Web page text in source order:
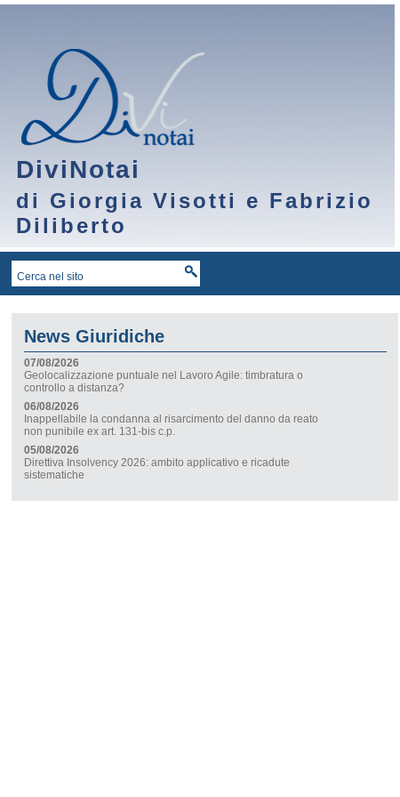
DiviNotai
di Giorgia Visotti e Fabrizio
Diliberto
News Giuridiche
07/08/2026
Geolocalizzazione puntuale nel Lavoro Agile: timbratura o
controllo a distanza?
06/08/2026
Inappellabile la condanna al risarcimento del danno da reato
non punibile ex art. 131-bis c.p.
05/08/2026
Direttiva Insolvency 2026: ambito applicativo e ricadute
sistematiche